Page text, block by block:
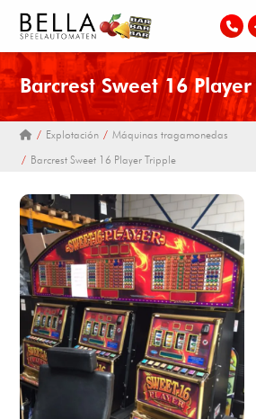
Barcrest Sweet 16
Explotación
Máquinas tragamonedas
Barcrest Sweet 16 Player Tripple